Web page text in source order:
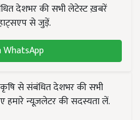
देशभर की सभी लेटेस्ट ख़बरें
से जुड़ें.
WhatsApp
से संबंधित देशभर की सभी
न्यूज़लेटर की सदस्यता लें.